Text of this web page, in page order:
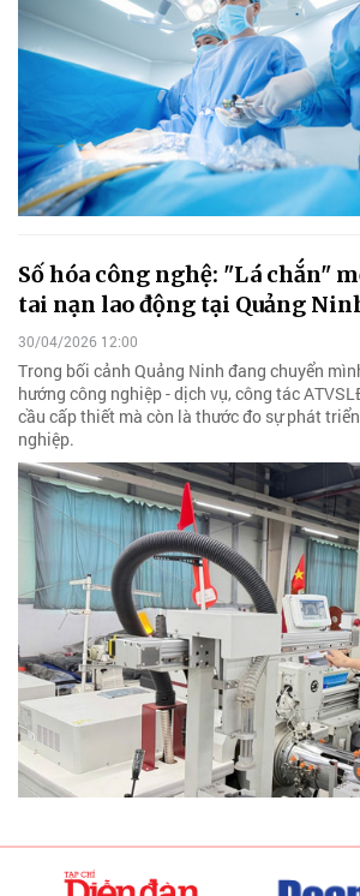
Số hóa công nghệ: "Lá chắn"
tai nạn lao động tại Quảng
30/04/2026 12:00
Trong bối cảnh Quảng Ninh đang chuyển
hướng công nghiệp - dịch vụ, công tác
cầu cấp thiết mà còn là thước đo sự phát
nghiệp.